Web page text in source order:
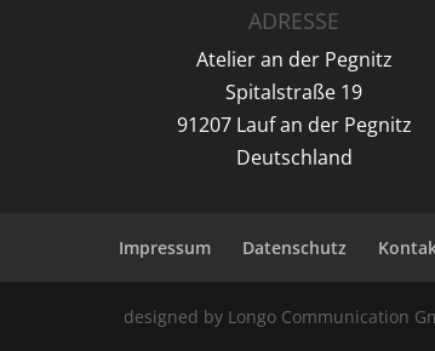
ADRESSE
Atelier an der Pegnitz
Spitalstraße 19
91207 Lauf an der Pegnitz
Deutschland
Impressum Datenschutz
designed by Longo Communication